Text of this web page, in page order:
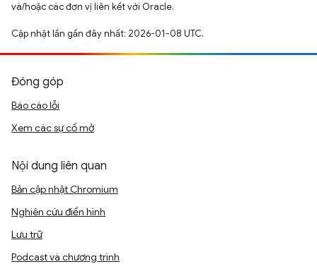
và/hoặc các đơn vị liên kết với Oracle.
Cập nhật lần gần đây nhất: 2026-01-08 UTC.
Đóng góp
Báo cáo lỗi
Xem các sự cố mở
Nội dung liên quan
Bản cập nhật Chromium
Nghiên cứu điển hình
Lưu trữ
Podcast và chương trình